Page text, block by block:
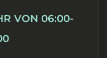
VON 06:00-